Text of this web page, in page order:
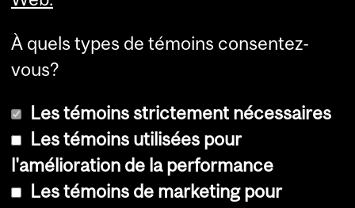
© Université McGill, 2026
À quels types de témoins consentez-
vous?
Les témoins strictement nécessaires
Les témoins utilisées pour
l'amélioration de la performance
Les témoins de marketing pour